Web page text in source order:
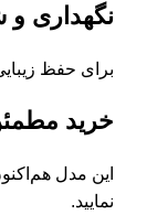
نگهداری
برای حفظ
خرید
این مدل
نمایید.